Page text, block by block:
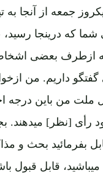
جمعه از آنجا به
شما که درینجا
ازطرف بعضی اشخاص
گفتگو داریم. من
ملت من باین درجه
رأی [نظر] میدهند.
بفرمائید بحث و
قابل قبول